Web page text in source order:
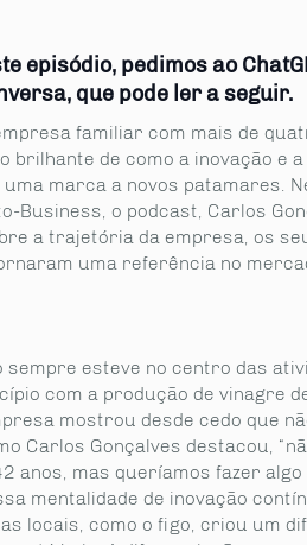
episódio, pedimos ao
que pode ler a seguir.
familiar com mais de
brilhante de como a inovação e a
marca a novos patamares.
Business, o podcast, Carlos
a trajetória da empresa, os
uma referência no
sempre esteve no centro das
com a produção de vinagre
mostrou desde cedo que
Carlos Gonçalves destacou,
anos, mas queríamos fazer
mentalidade de inovação
locais, como o figo, criou um